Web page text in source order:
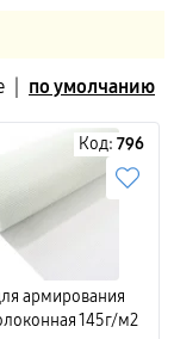
по умолчанию
Код: 796
армирования
145г/м2